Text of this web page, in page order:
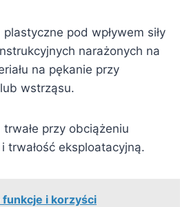
pod wpływem siły
narażonych na
na pękanie przy
wstrząsu.
przy obciążeniu
trwałość eksploatacyjną.
funkcje i korzyści